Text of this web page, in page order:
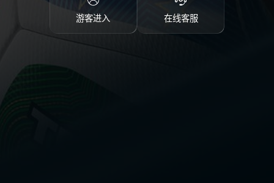
游客进入 在线客服